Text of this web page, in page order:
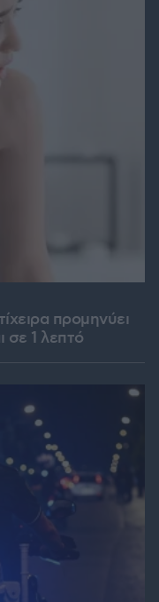
προμηνύει
σε 1 λεπτό